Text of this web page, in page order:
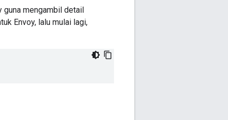
guna mengambil detail
Envoy, lalu mulai lagi,